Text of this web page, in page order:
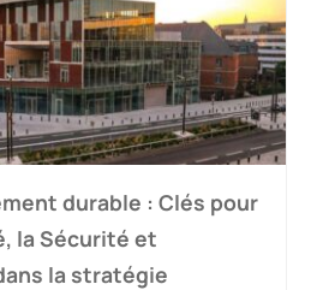
durable : Clés pour
la Sécurité et
la stratégie